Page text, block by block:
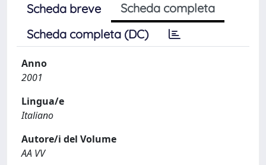
Scheda breve
Scheda completa
Scheda completa (DC)
Anno
2001
Lingua/e
Italiano
Autore/i del Volume
AA VV